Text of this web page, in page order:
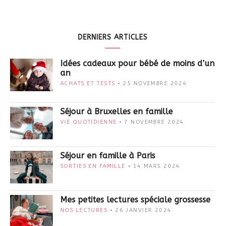
DERNIERS ARTICLES
Idées cadeaux pour bébé de moins d’un
an
ACHATS ET TESTS 25 NOVEMBRE 2024
Séjour à Bruxelles en famille
VIE QUOTIDIENNE 7 NOVEMBRE 2024
Séjour en famille à Paris
SORTIES EN FAMILLE 14 MARS 2024
Mes petites lectures spéciale grossesse
NOS LECTURES 26 JANVIER 2024